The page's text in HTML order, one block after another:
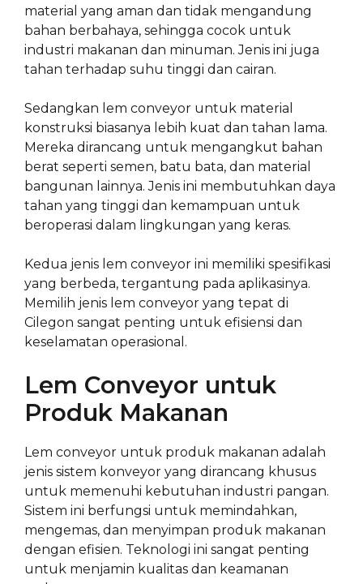
material yang aman dan tidak mengandung
bahan berbahaya, sehingga cocok untuk
industri makanan dan minuman. Jenis ini juga
tahan terhadap suhu tinggi dan cairan.
Sedangkan lem conveyor untuk material
konstruksi biasanya lebih kuat dan tahan lama.
Mereka dirancang untuk mengangkut bahan
berat seperti semen, batu bata, dan material
bangunan lainnya. Jenis ini membutuhkan daya
tahan yang tinggi dan kemampuan untuk
beroperasi dalam lingkungan yang keras.
Kedua jenis lem conveyor ini memiliki spesifikasi
yang berbeda, tergantung pada aplikasinya.
Memilih jenis lem conveyor yang tepat di
Cilegon sangat penting untuk efisiensi dan
keselamatan operasional.
Lem Conveyor untuk
Produk Makanan
Lem conveyor untuk produk makanan adalah
jenis sistem konveyor yang dirancang khusus
untuk memenuhi kebutuhan industri pangan.
Sistem ini berfungsi untuk memindahkan,
mengemas, dan menyimpan produk makanan
dengan efisien. Teknologi ini sangat penting
untuk menjamin kualitas dan keamanan